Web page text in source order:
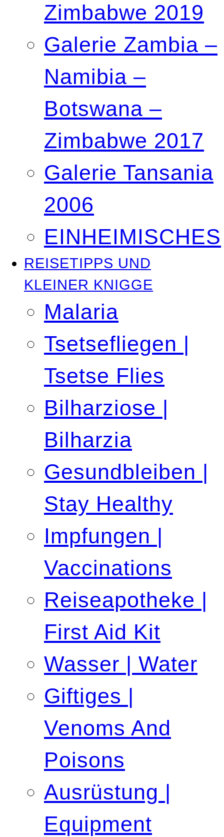
Zimbabwe 2019
Galerie Zambia –
Namibia –
Botswana –
Zimbabwe 2017
Galerie Tansania
2006
EINHEIMISCHES
REISETIPPS UND
KLEINER KNIGGE
Malaria
Tsetsefliegen |
Tsetse Flies
Bilharziose |
Bilharzia
Gesundbleiben |
Stay Healthy
Impfungen |
Vaccinations
Reiseapotheke |
First Aid Kit
Wasser | Water
Giftiges |
Venoms And
Poisons
Ausrüstung |
Equipment